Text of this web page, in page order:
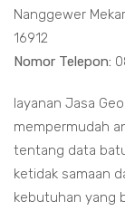
Nanggewer
16912
Nomor Telepon:
layanan Jasa
mempermudah
tentang data
ketidak samaan
kebutuhan yang